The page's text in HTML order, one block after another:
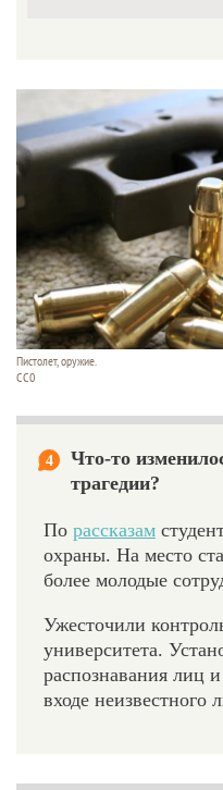
Пистолет, оружие.
CC0
4
Что-то
трагедии?
По рассказам
охраны. На место
более молодые
Ужесточили
университета.
распознавания лиц
входе неизвестного